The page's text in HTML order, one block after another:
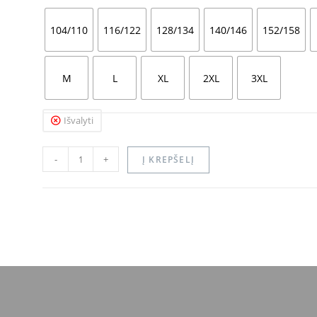
104/110 116/122 128/134 140/146 152/158
M L XL 2XL 3XL
Išvalyti
- + Į KREPŠELĮ